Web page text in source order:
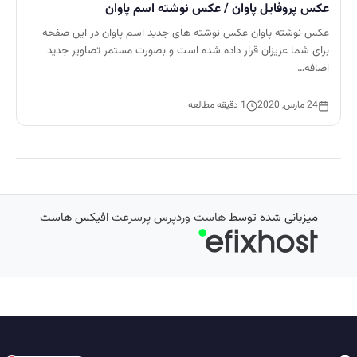
عکس پروفایل پاوان / عکس نوشته اسم پاوان
عکس نوشته پاوان عکس نوشته های جدید اسم پاوان در این صفحه
برای شما عزیزان قرار داده شده است و بصورت مستمر تصاویر جدید
اضافه…
24 مارس, 2020 1 دقیقه مطالعه
میزبانی شده توسطهاست وردپرس پرسرعتافیکس هاست